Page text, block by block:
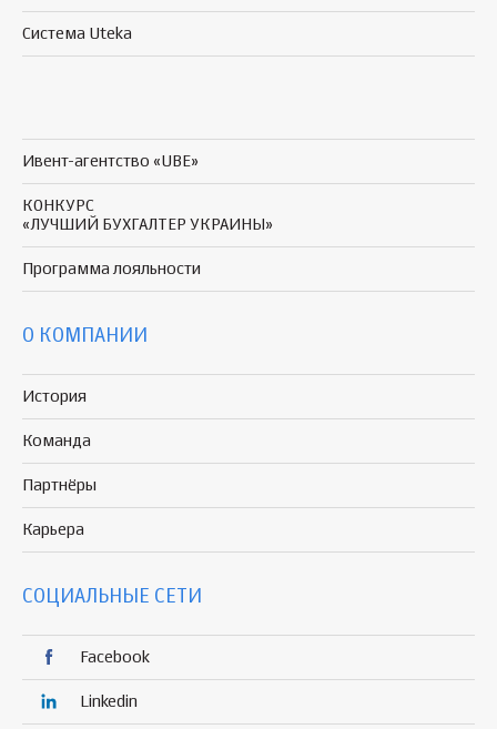
Система Uteka
Ивент-агентство «UBE»
КОНКУРС
«ЛУЧШИЙ БУХГАЛТЕР УКРАИНЫ»
Программа лояльности
О КОМПАНИИ
История
Команда
Партнёры
Карьера
СОЦИАЛЬНЫЕ СЕТИ
Facebook
Linkedin